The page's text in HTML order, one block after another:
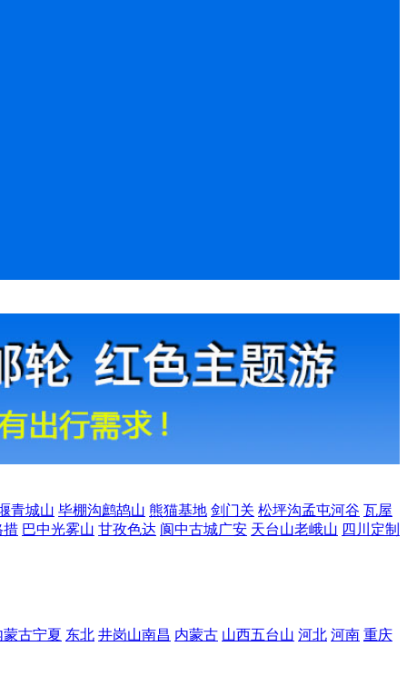
青城山 毕棚沟鹧鸪山 熊猫基地 剑门关 松坪沟孟屯河谷 瓦屋
措 巴中光雾山 甘孜色达 阆中古城广安 天台山老峨山 四川定制
蒙古宁夏 东北 井岗山南昌 内蒙古 山西五台山 河北 河南 重庆